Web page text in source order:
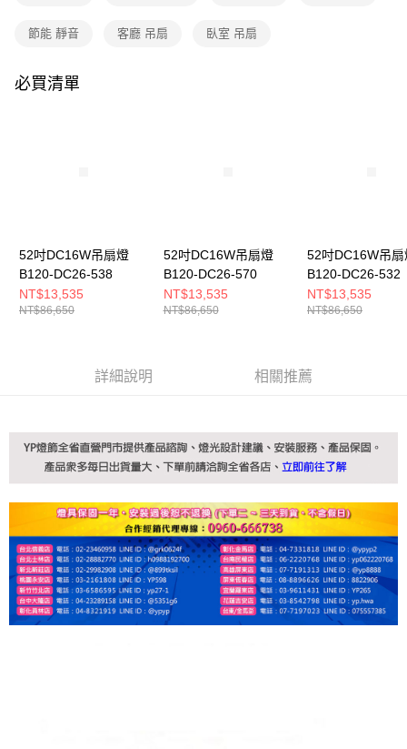
【注意事項】
權轉讓予恩沛科技股份有限公司。
恩沛科技股份有限公司將有權停止該用戶之使用額度並採取法律行動。
節能 靜音 客廳 吊扇 臥室 吊扇
必買清單
52吋DC16W吊扇燈
B120-DC26-538
NT$13,535
NT$86,650
52吋DC16W吊扇燈
B120-DC26-570
NT$13,535
NT$86,650
52吋DC16W吊扇
B120-DC26-532
NT$13,535
NT$86,650
詳細說明 相關推薦